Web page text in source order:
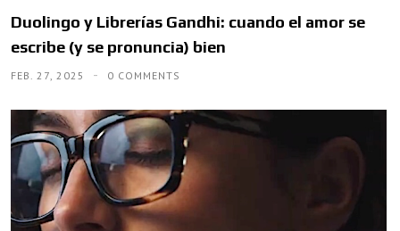
Duolingo y Librerías Gandhi: cuando el amor se
escribe (y se pronuncia) bien
FEB. 27, 2025 0 COMMENTS